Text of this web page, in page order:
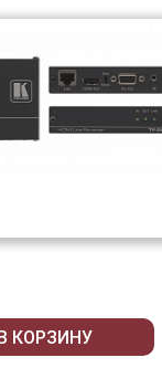
КОРЗИНУ